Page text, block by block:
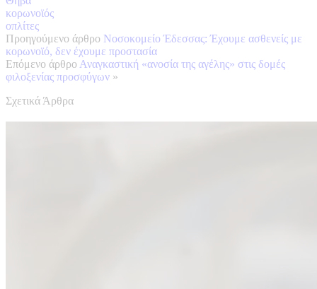
κορωνοϊός
οπλίτες
Προηγούμενο άρθρο Νοσοκομείο Έδεσσας: Έχουμε ασθενείς με
κορωνοϊό, δεν έχουμε προστασία
Επόμενο άρθρο Αναγκαστική «ανοσία της αγέλης» στις δομές
φιλοξενίας προσφύγων »
Σχετικά Άρθρα